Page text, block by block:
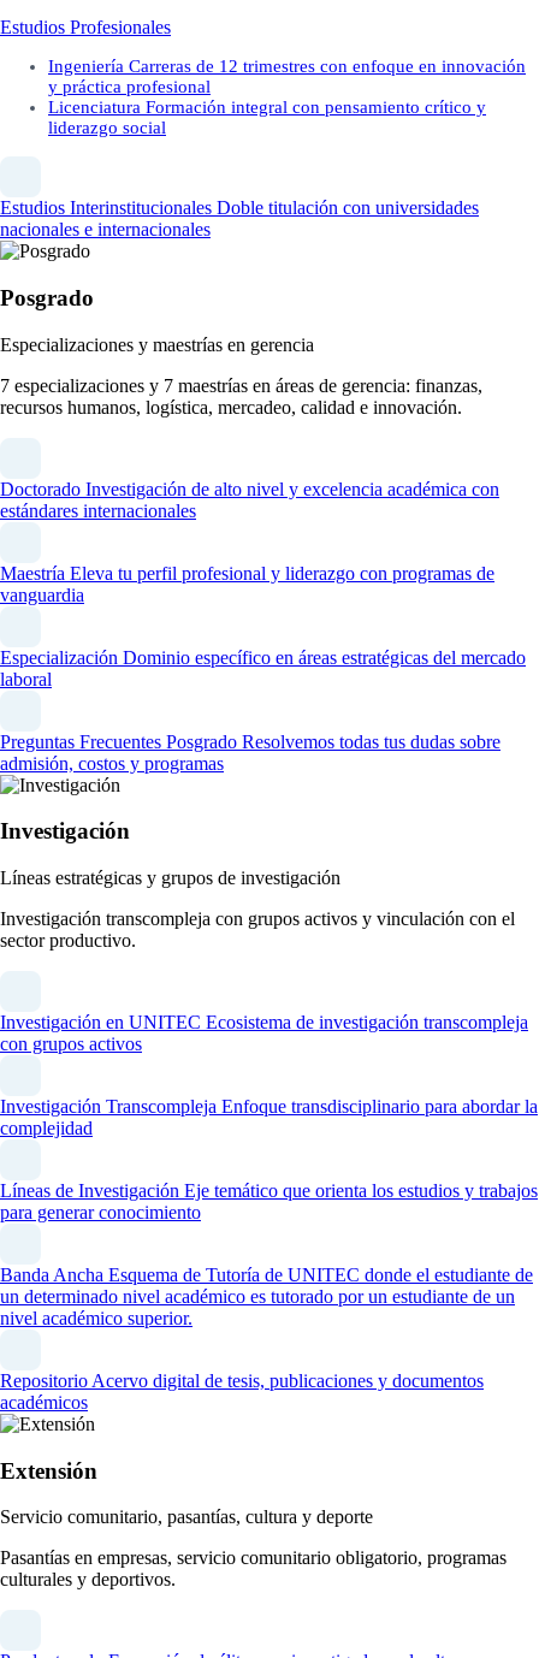
Estudios Profesionales
Ingeniería Carreras de 12 trimestres con enfoque en innovación
y práctica profesional
Licenciatura Formación integral con pensamiento crítico y
liderazgo social
Estudios Interinstitucionales Doble titulación con universidades
nacionales e internacionales
Posgrado
Especializaciones y maestrías en gerencia
7 especializaciones y 7 maestrías en áreas de gerencia: finanzas,
recursos humanos, logística, mercadeo, calidad e innovación.
Doctorado Investigación de alto nivel y excelencia académica con
estándares internacionales
Maestría Eleva tu perfil profesional y liderazgo con programas de
vanguardia
Especialización Dominio específico en áreas estratégicas del mercado
laboral
Preguntas Frecuentes Posgrado Resolvemos todas tus dudas sobre
admisión, costos y programas
Investigación
Líneas estratégicas y grupos de investigación
Investigación transcompleja con grupos activos y vinculación con el
sector productivo.
Investigación en UNITEC Ecosistema de investigación transcompleja
con grupos activos
Investigación Transcompleja Enfoque transdisciplinario para abordar la
complejidad
Líneas de Investigación Eje temático que orienta los estudios y trabajos
para generar conocimiento
Banda Ancha Esquema de Tutoría de UNITEC donde el estudiante de
un determinado nivel académico es tutorado por un estudiante de un
nivel académico superior.
Repositorio Acervo digital de tesis, publicaciones y documentos
académicos
Extensión
Servicio comunitario, pasantías, cultura y deporte
Pasantías en empresas, servicio comunitario obligatorio, programas
culturales y deportivos.